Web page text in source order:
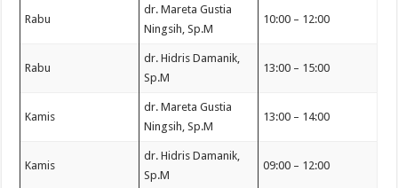
Rabu
dr. Mareta Gustia
Ningsih, Sp.M
10:00 – 12:00
Rabu
dr. Hidris Damanik,
Sp.M
13:00 – 15:00
Kamis
dr. Mareta Gustia
Ningsih, Sp.M
13:00 – 14:00
Kamis
dr. Hidris Damanik,
Sp.M
09:00 – 12:00